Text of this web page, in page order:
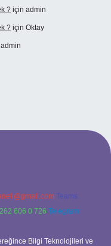
? için admin
? için Oktay
admin
Teams:
606 0 726 Telegram:
Bilgi Teknolojileri ve